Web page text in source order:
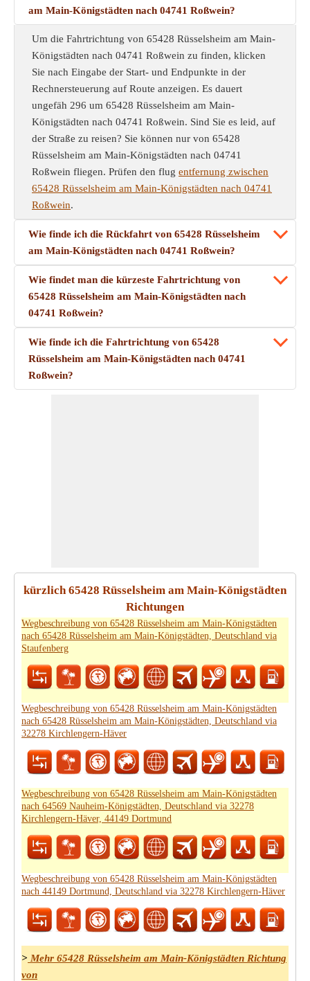
am Main-Königstädten nach 04741 Roßwein?
Um die Fahrtrichtung von 65428 Rüsselsheim am Main-
Königstädten nach 04741 Roßwein zu finden, klicken
Sie nach Eingabe der Start- und Endpunkte in der
Rechnersteuerung auf Route anzeigen. Es dauert
ungefäh 296 um 65428 Rüsselsheim am Main-
Königstädten nach 04741 Roßwein. Sind Sie es leid, auf
der Straße zu reisen? Sie können nur von 65428
Rüsselsheim am Main-Königstädten nach 04741
Roßwein fliegen. Prüfen den flug entfernung zwischen
65428 Rüsselsheim am Main-Königstädten nach 04741
Roßwein.
Wie finde ich die Rückfahrt von 65428 Rüsselsheim
am Main-Königstädten nach 04741 Roßwein?
Wie findet man die kürzeste Fahrtrichtung von
65428 Rüsselsheim am Main-Königstädten nach
04741 Roßwein?
Wie finde ich die Fahrtrichtung von 65428
Rüsselsheim am Main-Königstädten nach 04741
Roßwein?
kürzlich 65428 Rüsselsheim am Main-Königstädten
Richtungen
Wegbeschreibung von 65428 Rüsselsheim am Main-Königstädten
nach 65428 Rüsselsheim am Main-Königstädten, Deutschland via
Staufenberg
Wegbeschreibung von 65428 Rüsselsheim am Main-Königstädten
nach 65428 Rüsselsheim am Main-Königstädten, Deutschland via
32278 Kirchlengern-Häver
Wegbeschreibung von 65428 Rüsselsheim am Main-Königstädten
nach 64569 Nauheim-Königstädten, Deutschland via 32278
Kirchlengern-Häver, 44149 Dortmund
Wegbeschreibung von 65428 Rüsselsheim am Main-Königstädten
nach 44149 Dortmund, Deutschland via 32278 Kirchlengern-Häver
> Mehr 65428 Rüsselsheim am Main-Königstädten Richtung
von